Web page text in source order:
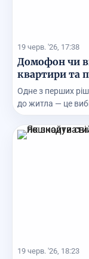
19 черв. '26, 17:38
Домофон чи
квартири та
Одне з перших
до житла — це
19 черв. '26, 18:23